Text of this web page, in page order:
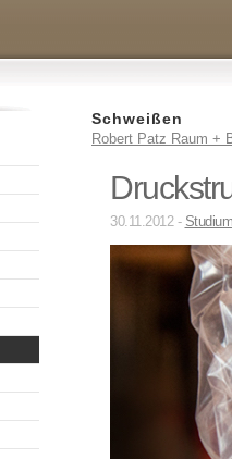
Schweißen
Robert Patz Raum +
30.11.2012 - Studium